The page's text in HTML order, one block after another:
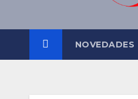
NOVEDADES